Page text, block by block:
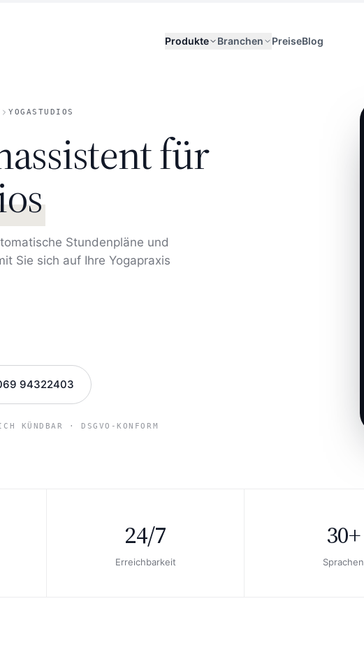
Produkte Branchen PreiseBlog
YOGASTUDIOS
für
Stundenpläne und
Sie sich auf Ihre Yogapraxis
94322403
KÜNDBAR · DSGVO-KONFORM
24/7
Erreichbarkeit
30+
Sprachen